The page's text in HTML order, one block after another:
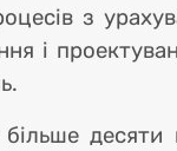
з
і
десяти